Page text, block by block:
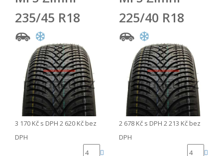
235/45 R18
3 170 Kč s DPH 2 620 Kč bez
DPH
225/40 R18
2 678 Kč s DPH 2 213 Kč bez
DPH